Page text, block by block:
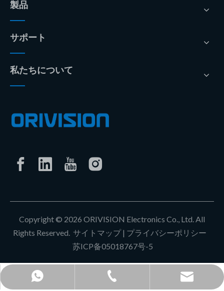
+86 18862979053
+86-0513-8102-0080
lyy@orivision.cn
製品
サポート
私たちについて
Copyright © 2026 ORIVISION Electronics Co., Ltd. All
Rights Reserved. サイトマップ| プライバシーポリシー
苏ICP备05018767号-5